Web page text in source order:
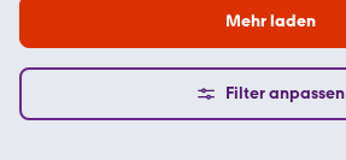
Mehr laden
Filter anpassen